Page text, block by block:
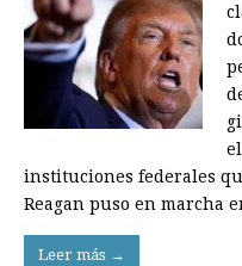
instituciones federales
Reagan puso en marcha
Leer más →